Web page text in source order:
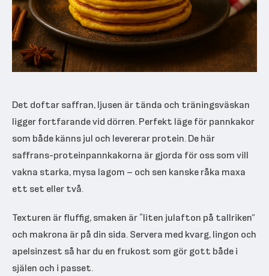
Det doftar saffran, ljusen är tända och träningsväskan
ligger fortfarande vid dörren. Perfekt läge för pannkakor
som både känns jul och levererar protein. De här
saffrans-proteinpannkakorna är gjorda för oss som vill
vakna starka, mysa lagom – och sen kanske råka maxa
ett set eller två.
Texturen är fluffig, smaken är “liten julafton på tallriken”
och makrona är på din sida. Servera med kvarg, lingon och
apelsinzest så har du en frukost som gör gott både i
själen och i passet.